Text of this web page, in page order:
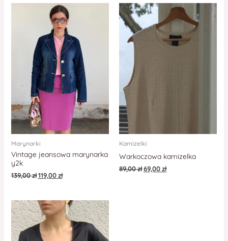
Marynarki
Vintage jeansowa marynarka
y2k
139,00zł 119,00zł
Kamizelki
Warkoczowa kamizelka
89,00zł69,00zł